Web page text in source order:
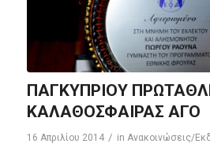
ΠΑΓΚΥΠΡΙΟΥ
ΚΑΛΑΘΟΣΦΑΙΡΑΣ ΑΓΟ
16 Απριλίου 2014 / in Ανακοινώσεις/